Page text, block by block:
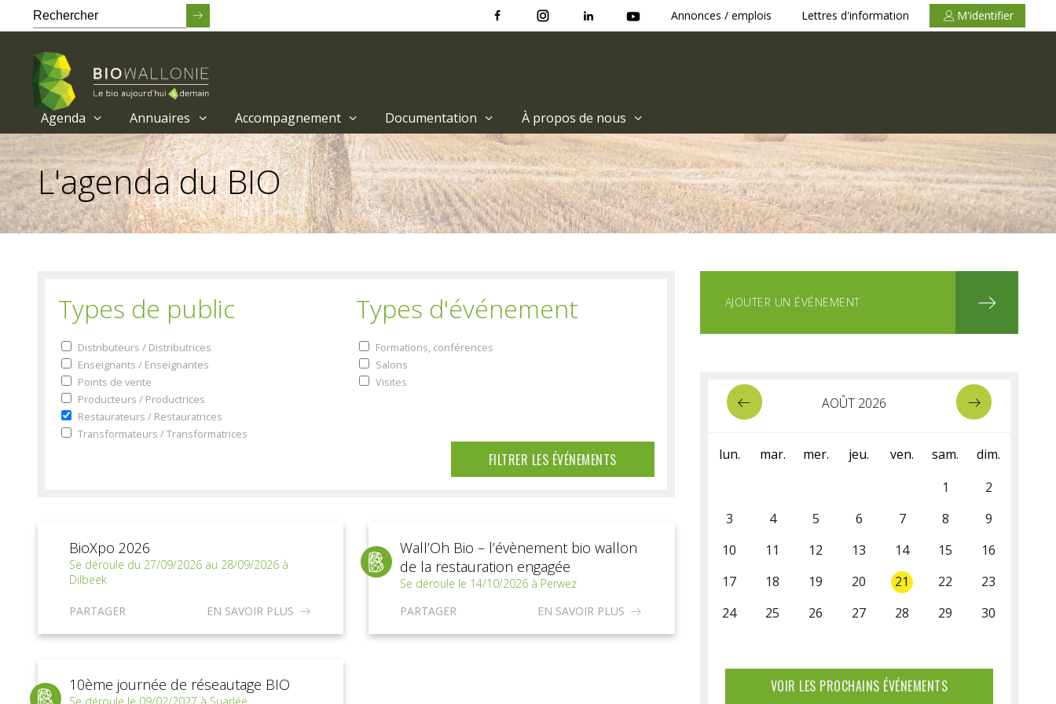
Passer
au
contenu
principal
Annonces / emplois Lettres d'information M'identifier
Agenda Annuaires Accompagnement Documentation À propos de nous
L'agenda du BIO
Types de public
Distributeurs / Distributrices
Enseignants / Enseignantes
Points de vente
Producteurs / Productrices
Restaurateurs / Restauratrices
Transformateurs / Transformatrices
Types d'événement
Formations, conférences
Salons
Visites
FILTRER LES ÉVÉNEMENTS
BioXpo 2026
Se déroule du 27/09/2026 au 28/09/2026 à
Dilbeek
PARTAGER EN SAVOIR PLUS
Wall’Oh Bio – l’évènement bio wallon
de la restauration engagée
Se déroule le 14/10/2026 à Perwez
PARTAGER
EN SAVOIR PLUS
10ème journée de réseautage BIO
AJOUTER UN ÉVÉNEMENT
AOÛT 2026
lun. mar. mer. jeu. ven. sam.
dim.
1
2
3
4 5 6 7 8
9
10
11 12 13 14 15
16
17
18 19 20 21 22
23
24
25 26 27 28 29
30
VOIR LES PROCHAINS ÉVÉNEMENTS